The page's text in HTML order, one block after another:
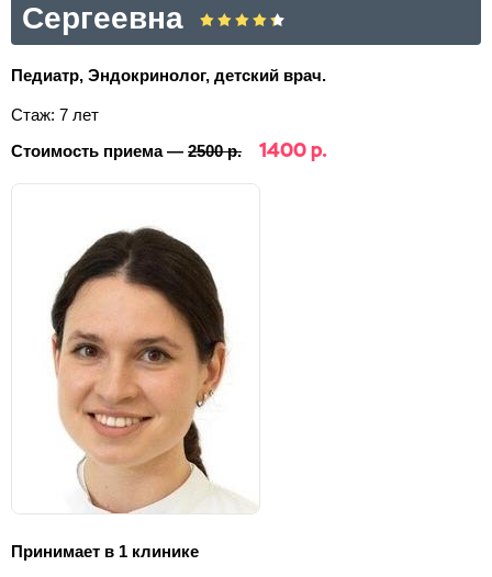
Сергеевна
Педиатр, Эндокринолог, детский врач.
Стаж: 7 лет
Стоимость приема — 2500 р. 1400 р.
Принимает в 1 клинике